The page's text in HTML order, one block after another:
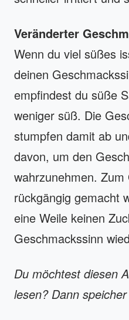
Veränderter
Wenn du viel süßes
deinen
empfindest du süße
weniger süß. Die
stumpfen damit ab
davon, um den
wahrzunehmen.
rückgängig gemacht
eine Weile keinen
Geschmackssinn
Du möchtest diesen
lesen? Dann